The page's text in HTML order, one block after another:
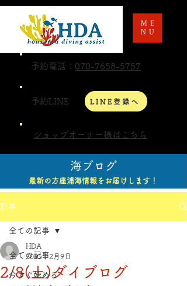
予約電話： 070-7658-5757
予約LINE LINE登録へ
ショップオーナー様はこちら
ME
NU
海ブログ
最新の方座浦海情報をお届けします！
記事
全ての記事
今すぐ始める
全ての記事
2/8(土)ダイブログ
HDA
2025年2月9日